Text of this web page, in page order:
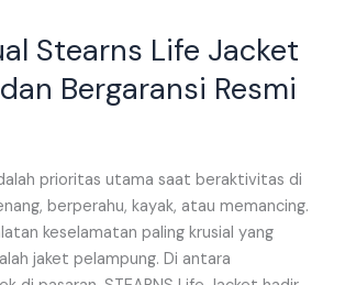
Stearns Life Jacket
Bergaransi Resmi
prioritas utama saat beraktivitas di
berperahu, kayak, atau memancing.
keselamatan paling krusial yang
jaket pelampung. Di antara